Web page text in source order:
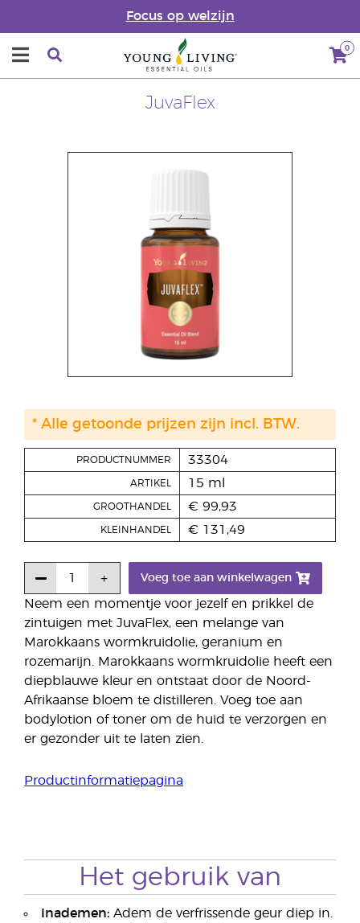
Focus op welzijn
0
JuvaFlex
Neem een momentje voor jezelf en prikkel de
zintuigen met JuvaFlex, een melange van
Marokkaans wormkruidolie, geranium en
rozemarijn. Marokkaans wormkruidolie heeft een
diepblauwe kleur en ontstaat door de Noord-
Afrikaanse bloem te distilleren. Voeg toe aan
bodylotion of toner om de huid te verzorgen en
er gezonder uit te laten zien.
Productinformatiepagina
PRODUCTNUMMER 33304
ARTIKEL 15 ml
GROOTHANDEL € 99,93
KLEINHANDEL € 131,49
Voeg toe aan winkelwagen
* Alle getoonde prijzen zijn incl. BTW.
Het gebruik van
Inademen: Adem de verfrissende geur diep in.